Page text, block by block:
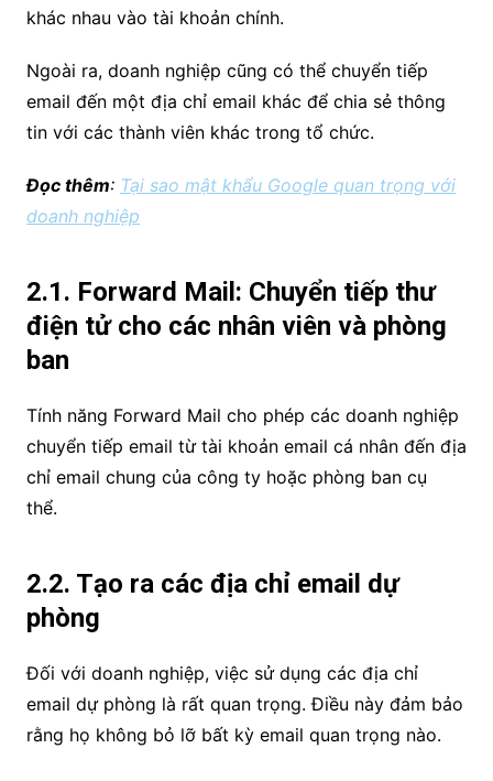
khác nhau vào tài khoản chính.
Ngoài ra, doanh nghiệp cũng có thể chuyển tiếp
email đến một địa chỉ email khác để chia sẻ thông
tin với các thành viên khác trong tổ chức.
Đọc thêm: Tại sao mật khẩu Google quan trọng với
doanh nghiệp
2.1. Forward Mail: Chuyển tiếp thư
điện tử cho các nhân viên và phòng
ban
Tính năng Forward Mail cho phép các doanh nghiệp
chuyển tiếp email từ tài khoản email cá nhân đến địa
chỉ email chung của công ty hoặc phòng ban cụ
thể.
2.2. Tạo ra các địa chỉ email dự
phòng
Đối với doanh nghiệp, việc sử dụng các địa chỉ
email dự phòng là rất quan trọng. Điều này đảm bảo
rằng họ không bỏ lỡ bất kỳ email quan trọng nào.